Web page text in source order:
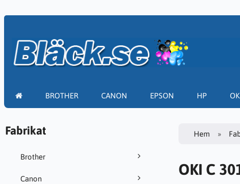
BROTHER CANON EPSON HP
Fabrikat
Brother
Canon
Hem
OKI C